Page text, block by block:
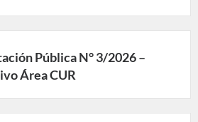
Pública N° 3/2026 –
Área CUR